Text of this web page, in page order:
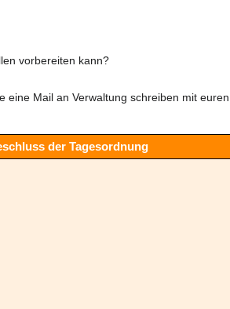
vorbereiten kann?
Mail an Verwaltung schreiben mit
der Tagesordnung